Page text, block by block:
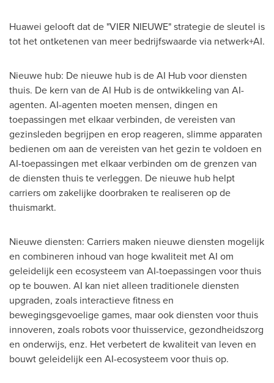
Huawei gelooft dat de "VIER NIEUWE" strategie de sleutel is
tot het ontketenen van meer bedrijfswaarde via netwerk+AI.
Nieuwe hub: De nieuwe hub is de AI Hub voor diensten
thuis. De kern van de AI Hub is de ontwikkeling van AI-
agenten. AI-agenten moeten mensen, dingen en
toepassingen met elkaar verbinden, de vereisten van
gezinsleden begrijpen en erop reageren, slimme apparaten
bedienen om aan de vereisten van het gezin te voldoen en
AI-toepassingen met elkaar verbinden om de grenzen van
de diensten thuis te verleggen. De nieuwe hub helpt
carriers om zakelijke doorbraken te realiseren op de
thuismarkt.
Nieuwe diensten: Carriers maken nieuwe diensten mogelijk
en combineren inhoud van hoge kwaliteit met AI om
geleidelijk een ecosysteem van AI-toepassingen voor thuis
op te bouwen. AI kan niet alleen traditionele diensten
upgraden, zoals interactieve fitness en
bewegingsgevoelige games, maar ook diensten voor thuis
innoveren, zoals robots voor thuisservice, gezondheidszorg
en onderwijs, enz. Het verbetert de kwaliteit van leven en
bouwt geleidelijk een AI-ecosysteem voor thuis op.